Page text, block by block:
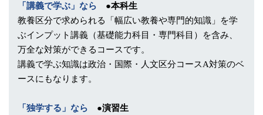
「講義で学ぶ」なら ●本科生
教養区分で求められる「幅広い教養や専門的知識」を学
ぶインプット講義（基礎能力科目・専門科目）を含み、
万全な対策ができるコースです。
講義で学ぶ知識は政治・国際・人文区分コースA対策のベ
ースにもなります。
「独学する」なら ●演習生